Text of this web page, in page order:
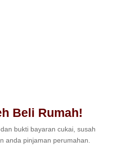
Beli Rumah!
bukti bayaran cukai, susah
anda pinjaman perumahan.